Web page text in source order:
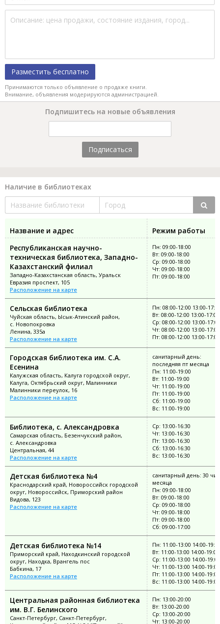
Разместить бесплатно
Принимаются только объявление о продаже книги.
Внимание, объявления модерируются администрацией.
Подпишитесь на новые объявления
Подписаться
Наличие в библиотеках
Название и адрес
Режим работы
Республиканская научно-
техническая библиотека, Западно-
Казахстанский филиал
Западно-Казахстанская область, Уральск
Евразия проспект, 105
Расположение на карте
Пн: 09:00-18:00
Вт: 09:00-18:00
Ср: 09:00-18:00
Чт: 09:00-18:00
Пт: 09:00-18:00
Сельская библиотека
Чуйская область, Ысык-Атинский район,
с. Новопокровка
Ленина, 335а
Расположение на карте
Пн: 08:00-12:00 13:00-
Вт: 08:00-12:00 13:00-17:00
Ср: 08:00-12:00 13:00-17:00
Чт: 08:00-12:00 13:00-17:00
Пт: 08:00-12:00 13:00-17:00
Городская библиотека им. С.А.
Есенина
Калужская область, Калуга городской округ,
Калуга, Октябрьский округ, Малинники
Малинники переулок, 16
Расположение на карте
санитарный день:
последняя пт месяца
Пн: 11:00-19:00
Вт: 11:00-19:00
Чт: 11:00-19:00
Пт: 11:00-19:00
Сб: 11:00-19:00
Вс: 11:00-19:00
Библиотека, с. Александровка
Самарская область, Безенчукский район,
с. Александровка
Центральная, 44
Расположение на карте
Ср: 13:00-16:30
Чт: 13:00-16:30
Пт: 13:00-16:30
Сб: 13:00-16:30
Вс: 13:00-16:30
Детская библиотека №4
Краснодарский край, Новороссийск городской
округ, Новороссийск, Приморский район
Видова, 123
Расположение на карте
санитарный день: 30
месяца
Пн: 09:00-18:00
Вт: 09:00-18:00
Ср: 09:00-18:00
Чт: 09:00-18:00
Пт: 09:00-18:00
Сб: 09:00-17:00
Детская библиотека №14
Приморский край, Находкинский городской
округ, Находка, Врангель пос
Бабкина, 17
Расположение на карте
Пн: 11:00-13:00 14:00-
Вт: 11:00-13:00 14:00-19:00
Ср: 11:00-13:00 14:00-19:00
Чт: 11:00-13:00 14:00-19:00
Пт: 11:00-13:00 14:00-19:00
Вс: 11:00-13:00 14:00-19:00
Центральная районная библиотека
им. В.Г. Белинского
Санкт-Петербург, Санкт-Петербург,
Пн: 13:00-20:00
Вт: 13:00-20:00
Ср: 13:00-20:00
Чт: 13:00-20:00